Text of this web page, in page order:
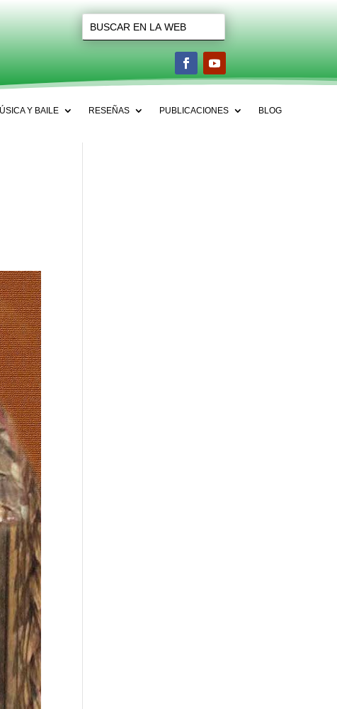
Y BAILE RESEÑAS PUBLICACIONES BLOG